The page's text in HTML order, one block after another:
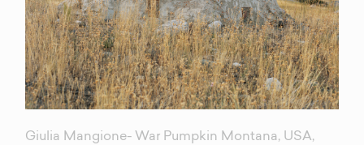
Giulia Mangione- War Pumpkin Montana, USA,